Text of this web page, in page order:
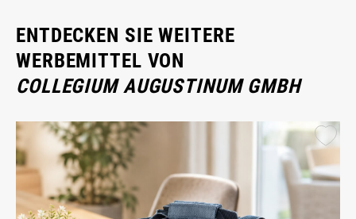
ENTDECKEN SIE WEITERE
WERBEMITTEL VON
COLLEGIUM AUGUSTINUM GMBH